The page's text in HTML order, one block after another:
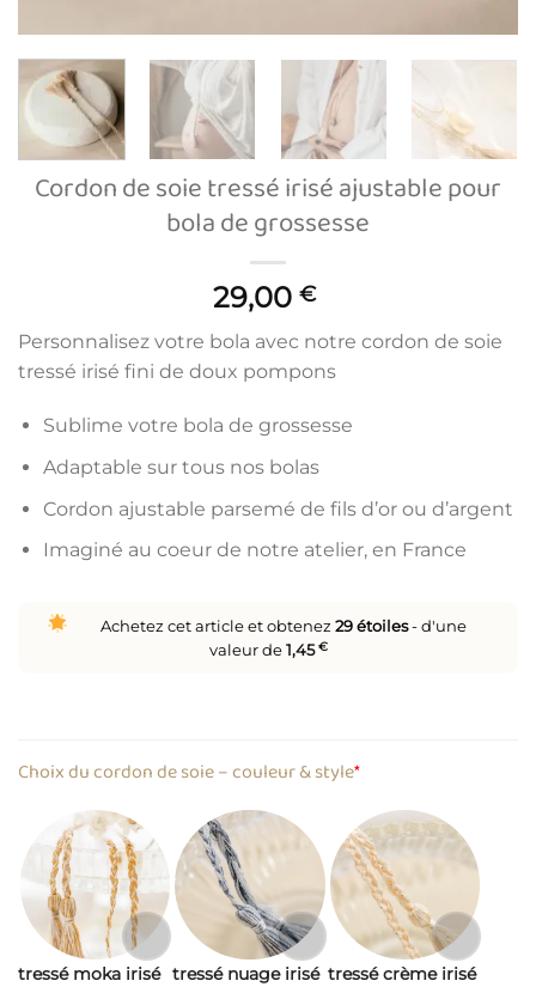
Cordon de soie tressé irisé ajustable pour
bola de grossesse
29,00 €
Personnalisez votre bola avec notre cordon de soie
tressé irisé fini de doux pompons
Sublime votre bola de grossesse
Adaptable sur tous nos bolas
Cordon ajustable parsemé de fils d’or ou d’argent
Imaginé au coeur de notre atelier, en France
Achetez cet article et obtenez 29étoiles- d'une
valeur de1,45€
*
Choix du cordon de soie – couleur & style
tressé moka irisé tressé nuage irisé tressé crème irisé